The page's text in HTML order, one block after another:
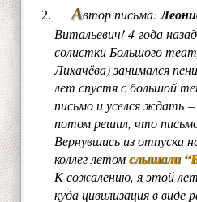
Автор письма:
Витальевич! 4 года
солистки Большого
Лихачёва) занимался
лет спустя с большой
письмо и уселся ждать –
потом решил, что
Вернувшись из отпуска
коллег летомслышали
К сожалению, я этой
куда цивилизация в